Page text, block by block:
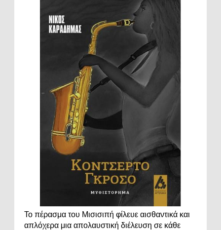
Το πέρασμα του Μισισιπή φίλευε αισθαντικά και
απλόχερα μια απολαυστική διέλευση σε κάθε